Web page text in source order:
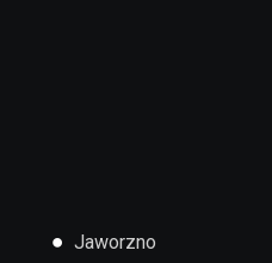
● Jaworzno